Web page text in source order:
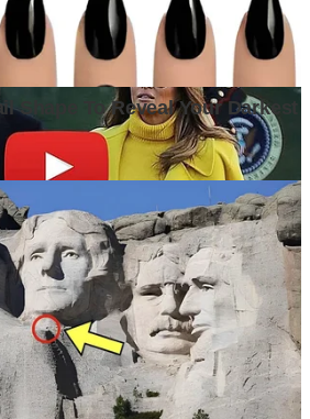
Ketat, Analisis Awal Menjadi Penentu